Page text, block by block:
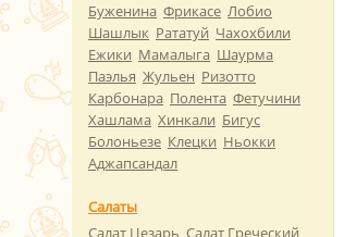
Буженина Фрикасе Лобио
Шашлык Рататуй Чахохбили
Ежики Мамалыга Шаурма
Паэлья Жульен Ризотто
Карбонара Полента Фетучини
Хашлама Хинкали Бигус
Болоньезе Клецки Ньокки
Аджапсандал
Салаты
Салат Цезарь Салат Греческий